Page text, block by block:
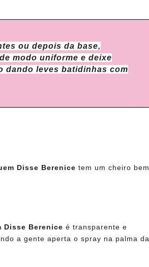
ou depois da base,
modo uniforme e deixe
dando leves batidinhas com
Disse Berenice tem um cheiro bem
Disse Berenice é transparente e
a gente aperta o spray na palma da